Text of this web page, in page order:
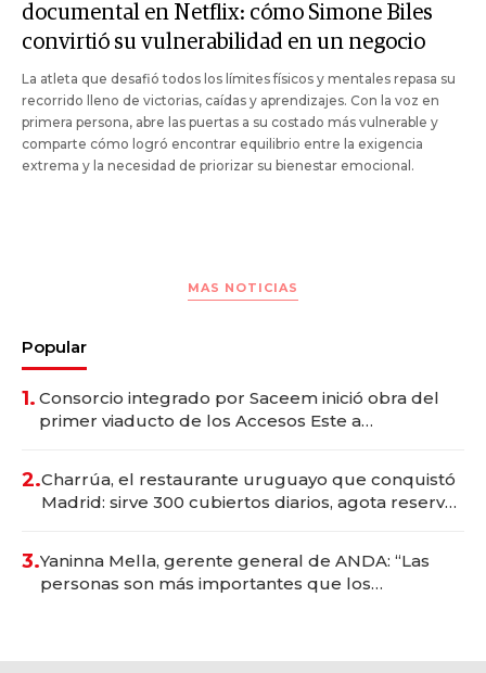
documental en Netflix: cómo Simone Biles
convirtió su vulnerabilidad en un negocio
La atleta que desafió todos los límites físicos y mentales repasa su
recorrido lleno de victorias, caídas y aprendizajes. Con la voz en
primera persona, abre las puertas a su costado más vulnerable y
comparte cómo logró encontrar equilibrio entre la exigencia
extrema y la necesidad de priorizar su bienestar emocional.
MAS NOTICIAS
Popular
1. Consorcio integrado por Saceem inició obra del
primer viaducto de los Accesos Este a
2.Charrúa, el restaurante uruguayo que conquistó
Madrid: sirve 300 cubiertos diarios, agota reservas
3.Yaninna Mella, gerente general de ANDA: “Las
personas son más importantes que los